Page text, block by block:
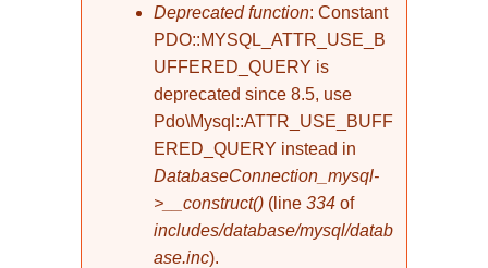
Fehlermeldung
Deprecated function: Constant
PDO::MYSQL_ATTR_USE_B
UFFERED_QUERY is
deprecated since 8.5, use
Pdo\Mysql::ATTR_USE_BUFF
ERED_QUERY instead in
DatabaseConnection_mysql-
>__construct() (line 334 of
includes/database/mysql/datab
ase.inc).